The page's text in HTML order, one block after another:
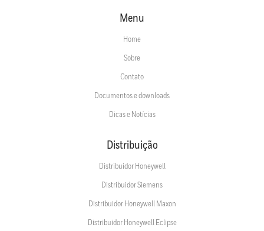
Menu
Home
Sobre
Contato
Documentos e downloads
Dicas e Notícias
Distribuição
Distribuidor Honeywell
Distribuidor Siemens
Distribuidor Honeywell Maxon
Distribuidor Honeywell Eclipse